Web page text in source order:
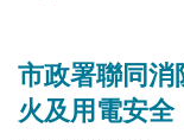
市政署聯同
火及用電安全